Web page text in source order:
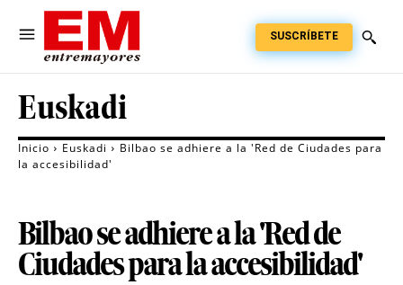
SUSCRÍBETE
Euskadi
Inicio Euskadi
Bilbao se adhiere a la 'Red de Ciudades para
la accesibilidad'
Bilbao se adhiere a la 'Red de
Ciudades para la accesibilidad'